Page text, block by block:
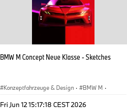
BMW M Concept Neue Klasse - Sketches
Konzeptfahrzeuge & Design · BMW M ·
Fri Jun 12 15:17:18 CEST 2026